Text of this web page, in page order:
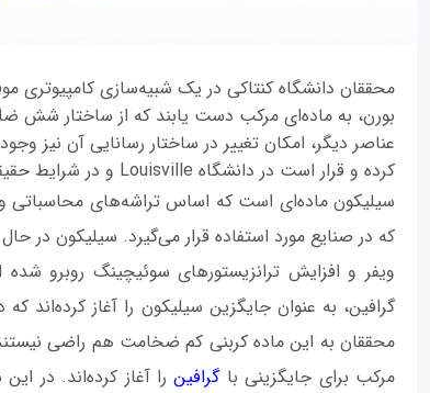
محققان دانشگاه کنتاکی در یک شبیه‌سازی کامپیوتری
بورن، به ماده‌ای مرکب دست یابند که از ساختار شش
عناصر دیگر، امکان تغییر در ساختار رسانایی آن نیز
کرده و قرار است در دانشگاه Louisville و در شرایط حقیقی آزمایش شود.
سیلیکون ماده‌ای است که اساس تراشه‌های
که در صنایع مورد استفاده قرار می‌گیرد. سیلیکون
ویفر و افزایش ترانزیستورهای سوئیچینگ روبرو
گرافین، به عنوان جایگزین سیلیکون را آغاز کرده‌‌اند که
محققان به این ماده کربنی کم ضخامت هم راضی
مرکب برای جایگزینی باگرافینرا آغاز کرده‌‌اند. در